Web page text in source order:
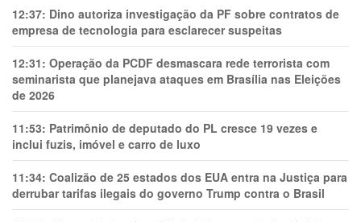
12:37: Dino autoriza investigação da PF sobre contratos de
empresa de tecnologia para esclarecer suspeitas
12:31: Operação da PCDF desmascara rede terrorista com
seminarista que planejava ataques em Brasília nas Eleições
de 2026
11:53: Patrimônio de deputado do PL cresce 19 vezes e
inclui fuzis, imóvel e carro de luxo
11:34: Coalizão de 25 estados dos EUA entra na Justiça para
derrubar tarifas ilegais do governo Trump contra o Brasil